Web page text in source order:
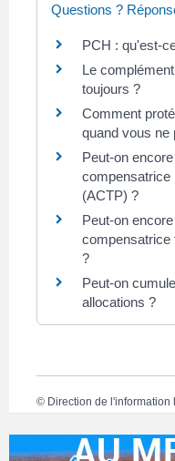
Questions ?
PCH : qu'est-
Le
toujours ?
Comment
quand vous ne
Peut-on
compensatrice
(ACTP) ?
Peut-on
compensatrice
?
Peut-on
allocations ?
© Direction de